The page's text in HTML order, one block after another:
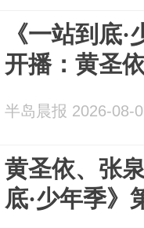
《一站到底
开播：黄圣
半岛晨报 2026-08-
黄圣依、张
底·少年季》